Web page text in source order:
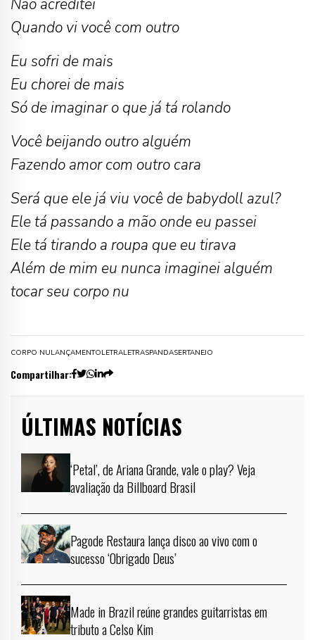
Não acreditei
Quando vi você com outro
Eu sofri de mais
Eu chorei de mais
Só de imaginar o que já tá rolando
Você beijando outro alguém
Fazendo amor com outro cara
Será que ele já viu você de babydoll azul?
Ele tá passando a mão onde eu passei
Ele tá tirando a roupa que eu tirava
Além de mim eu nunca imaginei alguém
tocar seu corpo nu
CORPO NULANÇAMENTOLETRALETRASPANDASERTANEJO
Compartilhar:
ÚLTIMAS NOTÍCIAS
‘Petal’, de Ariana Grande, vale o play? Veja
avaliação da Billboard Brasil
Pagode Restaura lança disco ao vivo com o
sucesso ‘Obrigado Deus’
Made in Brazil reúne grandes guitarristas em
tributo a Celso Kim